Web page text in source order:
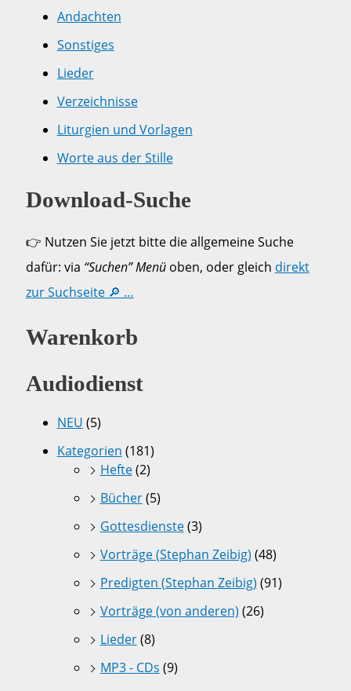
Andachten
Sonstiges
Lieder
Verzeichnisse
Liturgien und Vorlagen
Worte aus der Stille
Download-Suche
👉 Nutzen Sie jetzt bitte die allgemeine Suche
dafür: via “Suchen” Menüoben, oder gleich direkt
zur Suchseite 🔎 …
Warenkorb
Audiodienst
NEU (5)
Kategorien (181)
Hefte(2)
Bücher(5)
Gottesdienste(3)
Vorträge (Stephan Zeibig) (48)
Predigten (Stephan Zeibig) (91)
Vorträge (von anderen) (26)
Lieder(8)
MP3 - CDs (9)